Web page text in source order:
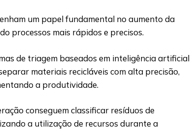
um papel fundamental no aumento da
processos mais rápidos e precisos.
de triagem baseados em inteligência artificial
materiais recicláveis com alta precisão,
a produtividade.
conseguem classificar resíduos de
a utilização de recursos durante a